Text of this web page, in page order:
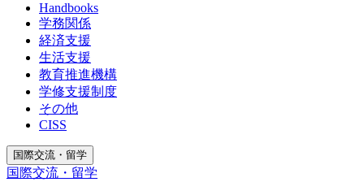
Handbooks
学務関係
経済支援
生活支援
教育推進機構
学修支援制度
その他
CISS
国際交流・留学
国際交流・留学